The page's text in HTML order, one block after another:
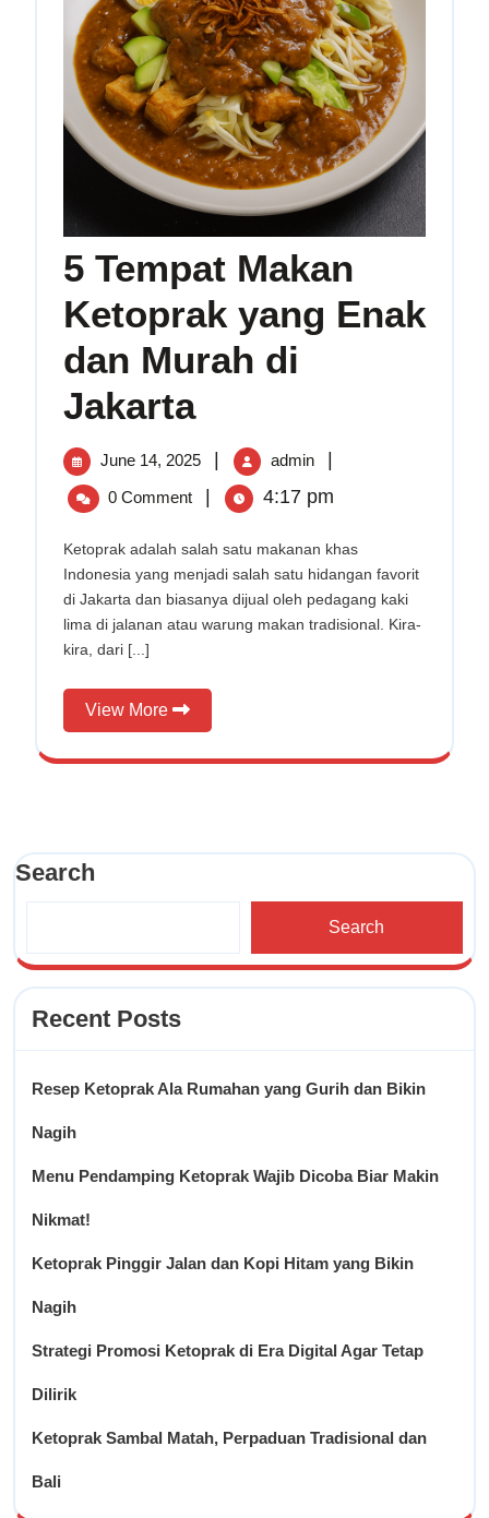
5 Tempat Makan
Ketoprak yang Enak
dan Murah di
JakartaTempat
Ketoprak
yang
Enak
Murah
di
Jakarta
June 14, 2025
June
14,
2025
admin
Tempat
Ketoprak
yang
Enak
dan
0 Comment 4:17 pm
Ketoprak adalah salah satu makanan khas
Indonesia yang menjadi salah satu hidangan favorit
di Jakarta dan biasanya dijual oleh pedagang kaki
lima di jalanan atau warung makan tradisional. Kira-
kira, dari [...]
View More
View
Search
Search
Recent Posts
Resep Ketoprak Ala Rumahan yang Gurih dan Bikin
Nagih
Menu Pendamping Ketoprak Wajib Dicoba Biar Makin
Nikmat!
Ketoprak Pinggir Jalan dan Kopi Hitam yang Bikin
Nagih
Strategi Promosi Ketoprak di Era Digital Agar Tetap
Dilirik
Ketoprak Sambal Matah, Perpaduan Tradisional dan
Bali